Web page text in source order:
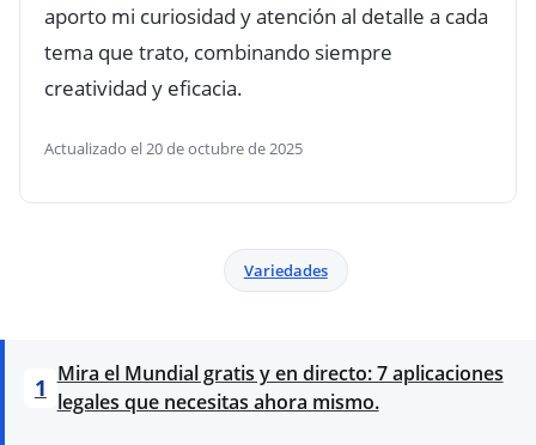
aporto mi curiosidad y atención al detalle a cada
tema que trato, combinando siempre
creatividad y eficacia.
Actualizado el 20 de octubre de 2025
Variedades
1 Mira el Mundial gratis y en directo: 7 aplicaciones
legales que necesitas ahora mismo.